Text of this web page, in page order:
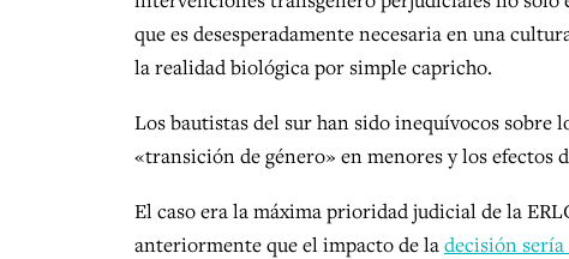
que es desesperadamente necesaria en una
la realidad biológica por simple capricho.
Los bautistas del sur han sido inequívocos
«transición de género» en menores y los efectos
El caso era la máxima prioridad judicial de la
anteriormente que el impacto de ladecisión